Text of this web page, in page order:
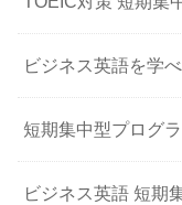
ビジネス英語を学
短期集中型プログ
ビジネス英語 短期